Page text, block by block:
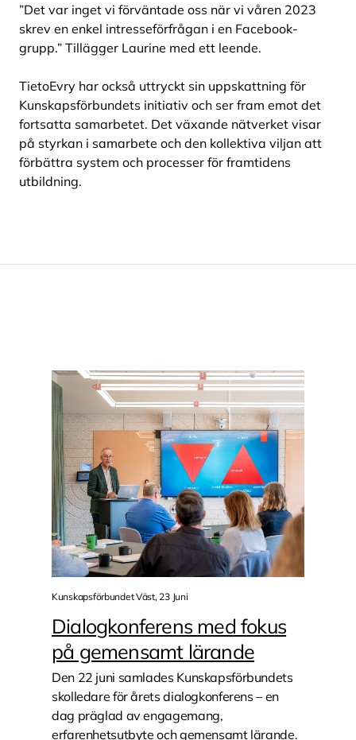
”Det var inget vi förväntade oss när vi våren 2023
skrev en enkel intresseförfrågan i en Facebook-
grupp.” Tillägger Laurine med ett leende.
TietoEvry har också uttryckt sin uppskattning för
Kunskapsförbundets initiativ och ser fram emot det
fortsatta samarbetet. Det växande nätverket visar
på styrkan i samarbete och den kollektiva viljan att
förbättra system och processer för framtidens
utbildning.
Kunskapsförbundet Väst, 23 Juni
Dialogkonferens med fokus
på gemensamt lärande
Den 22 juni samlades Kunskapsförbundets
skolledare för årets dialogkonferens – en
dag präglad av engagemang,
erfarenhetsutbyte och gemensamt lärande.